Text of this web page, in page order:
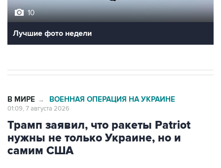
Лучшие фото недели
Трамп заявил, что ракеты Patriot
нужны не только Украине, но и
самим США
Москва. 7 августа. INTERFAX.RU - Ракеты для